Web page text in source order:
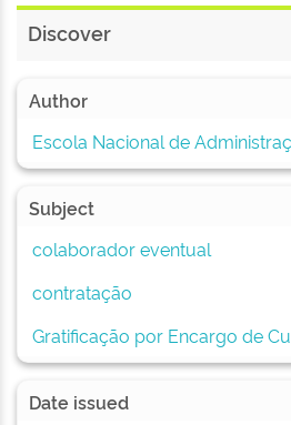
Discover
Author
Escola Nacional de
Subject
colaborador eventual
contratação
Gratificação por Encargo de
Date issued